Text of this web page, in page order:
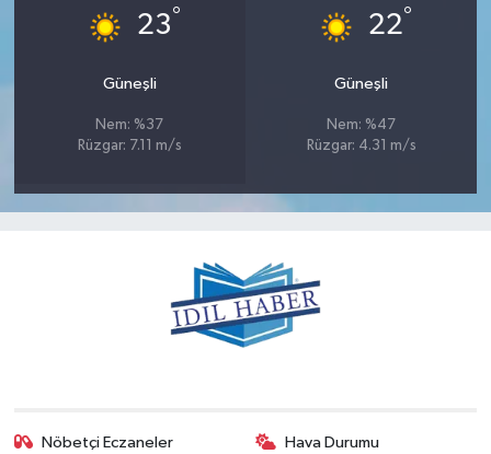
23°
Güneşli
Nem: %37
Rüzgar: 7.11 m/s
22°
Güneşli
Nem: %47
Rüzgar: 4.31 m/s
Nöbetçi Eczaneler Hava Durumu